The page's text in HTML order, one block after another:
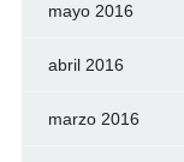
mayo 2016
abril 2016
marzo 2016